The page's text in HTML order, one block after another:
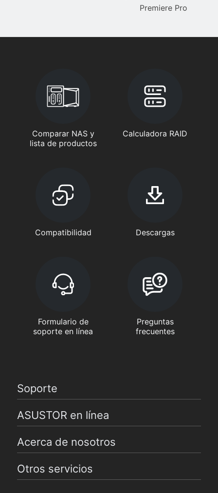
Premiere Pro
Comparar NAS y
lista de productos
Calculadora RAID
Compatibilidad Descargas
Formulario de
soporte en línea
Preguntas
frecuentes
Soporte
ASUSTOR en línea
Acerca de nosotros
Otros servicios